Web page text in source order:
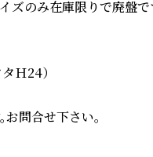
のみ在庫限りで廃盤で
Ｈ24）
お問合せ下さい。